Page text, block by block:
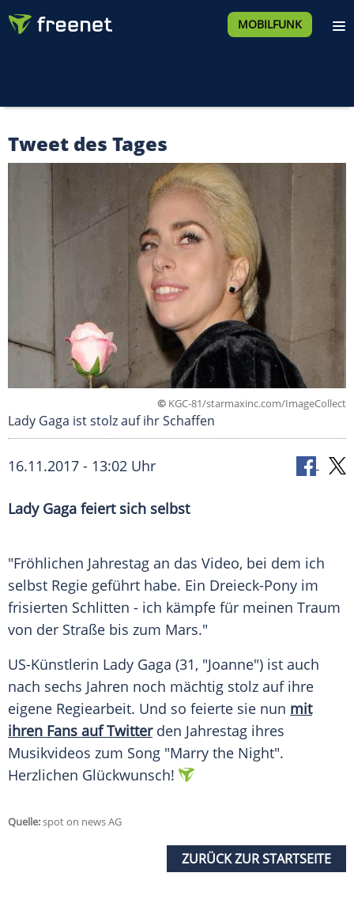
MOBILFUNK
Tweet des Tages
© KGC-81/starmaxinc.com/ImageCollect
Lady Gaga ist stolz auf ihr Schaffen
16.11.2017 - 13:02 Uhr
Lady Gaga feiert sich selbst
"Fröhlichen Jahrestag an das Video, bei dem ich
selbst Regie geführt habe. Ein Dreieck-Pony im
frisierten Schlitten - ich kämpfe für meinen Traum
von der Straße bis zum Mars."
US-Künstlerin Lady Gaga (31, "Joanne") ist auch
nach sechs Jahren noch mächtig stolz auf ihre
eigene Regiearbeit. Und so feierte sie nun mit
ihren Fans auf Twitterden Jahrestag ihres
Musikvideos zum Song "Marry the Night".
Herzlichen Glückwunsch!
Quelle:spot on news AG
ZURÜCK ZUR STARTSEITE